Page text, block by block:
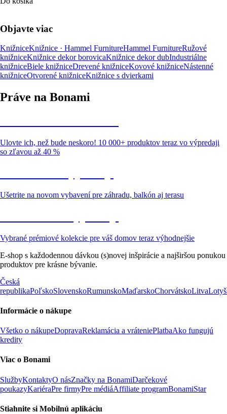
Objavte viac
KnižniceKnižnice · Hammel FurnitureHammel FurnitureRužové
knižniceKnižnice dekor borovicaKnižnice dekor dubIndustriálne
knižniceBiele knižniceDrevené knižniceKovové knižniceNástenné
knižniceOtvorené knižniceKnižnice s dvierkami
Práve na Bonami
Ulovte ich, než bude neskoro! 10 000+ produktov teraz vo výpredaji
so zľavou až 40 %
Ušetrite na novom vybavení pre záhradu, balkón aj terasu
Vybrané prémiové kolekcie pre váš domov teraz výhodnejšie
E-shop s každodennou dávkou (s)novej inšpirácie a najširšou ponukou
produktov pre krásne bývanie.
Česká
republikaPoľskoSlovenskoRumunskoMaďarskoChorvátskoLitva
Informácie o nákupe
Všetko o nákupeDopravaReklamácia a vráteniePlatbaAko fungujú
kredity
Viac o Bonami
SlužbyKontaktyO násZnačky na BonamiDarčekové
poukazyKariéraPre firmyPre médiáAffiliate programBonamiStar
Stiahnite si Mobilnú aplikáciu